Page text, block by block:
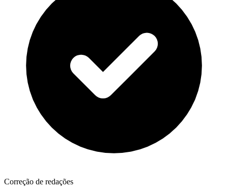
Correção de redações